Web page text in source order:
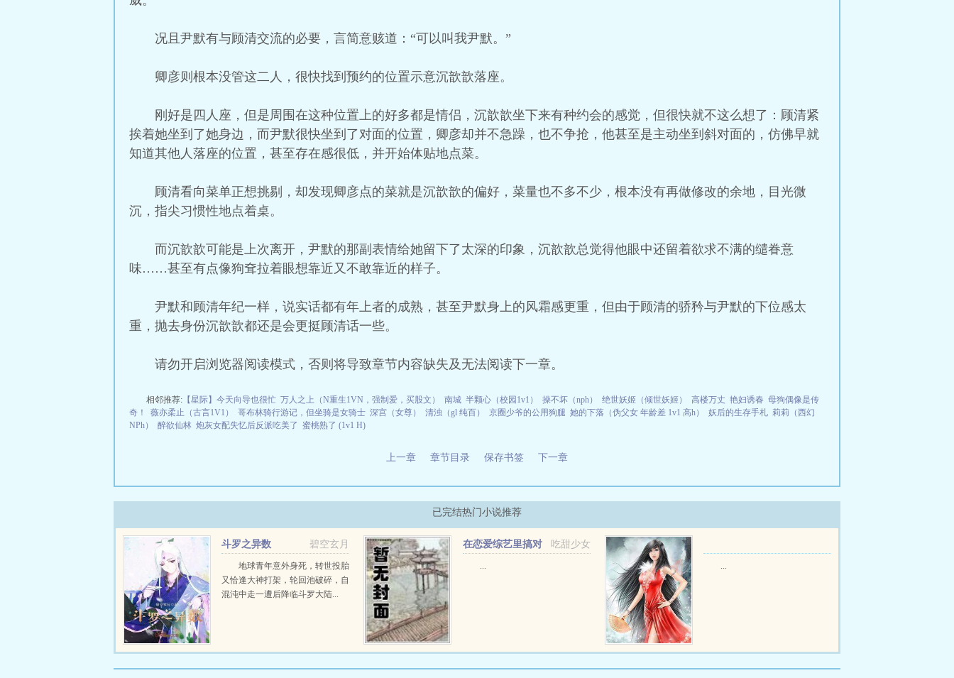
况且尹默有与顾清交流的必要，言简意赅道：“可以叫我尹默。”
卿彦则根本没管这二人，很快找到预约的位置示意沉歆歆落座。
刚好是四人座，但是周围在这种位置上的好多都是情侣，沉歆歆坐下来有种约会的感觉，但很快就不这么想了：顾清紧
挨着她坐到了她身边，而尹默很快坐到了对面的位置，卿彦却并不急躁，也不争抢，他甚至是主动坐到斜对面的，仿佛早就
知道其他人落座的位置，甚至存在感很低，并开始体贴地点菜。
顾清看向菜单正想挑剔，却发现卿彦点的菜就是沉歆歆的偏好，菜量也不多不少，根本没有再做修改的余地，目光微
沉，指尖习惯性地点着桌。
而沉歆歆可能是上次离开，尹默的那副表情给她留下了太深的印象，沉歆歆总觉得他眼中还留着欲求不满的缱眷意
味……甚至有点像狗耷拉着眼想靠近又不敢靠近的样子。
尹默和顾清年纪一样，说实话都有年上者的成熟，甚至尹默身上的风霜感更重，但由于顾清的骄矜与尹默的下位感太
重，抛去身份沉歆歆都还是会更挺顾清话一些。
请勿开启浏览器阅读模式，否则将导致章节内容缺失及无法阅读下一章。
相邻推荐: 【星际】今天向导也很忙 万人之上（N重生1VN，强制爱，买股文） 南城 半颗心（校园1v1） 操不坏（nph） 绝世妖姬（倾世妖姬） 高楼万丈 艳妇诱春 母狗偶像是传
奇！
薇亦柔止（古言1V1） 哥布林骑行游记，但坐骑是女骑士 深宫（女尊） 清浊（gl 纯百） 京圈少爷的公用狗腿 她的下落（伪父女 年龄差 1v1 高h） 妖后的生存手札 莉莉（西幻
NPh）
醉欲仙林 炮灰女配失忆后反派吃美了 蜜桃熟了 (1v1 H)
上一章 章节目录 保存书签 下一章
已完结热门小说推荐
碧空玄月
斗罗之异数
地球青年意外身死，转世投胎
又恰逢大神打架，轮回池破碎，自
混沌中走一遭后降临斗罗大陆...
吃甜少女
在恋爱综艺里搞对
... ...